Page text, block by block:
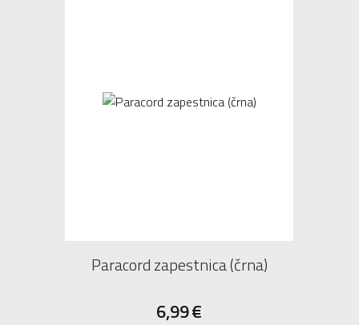
Paracord zapestnica (črna)
6,99€